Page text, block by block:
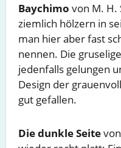
Baychimo von M. H.
ziemlich hölzern in
man hier aber fast
nennen. Die
jedenfalls gelungen
Design der
gut gefallen.
Die dunkle Seitevon